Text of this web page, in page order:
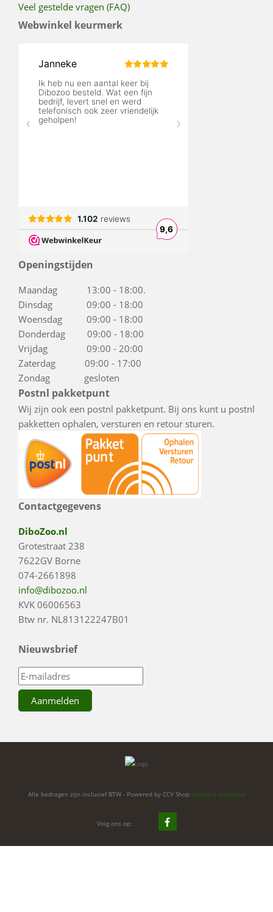
Veel gestelde vragen (FAQ)
Webwinkel keurmerk
Openingstijden
Maandag 13:00 - 18:00.
Dinsdag 09:00 - 18:00
Woensdag 09:00 - 18:00
Donderdag 09:00 - 18:00
Vrijdag 09:00 - 20:00
Zaterdag 09:00 - 17:00
Zondag gesloten
Postnl pakketpunt
Wij zijn ook een postnl pakketpunt. Bij ons kunt u postnl
pakketten ophalen, versturen en retour sturen.
Contactgegevens
DiboZoo.nl
Grotestraat 238
7622GV Borne
074-2661898
info@dibozoo.nl
KVK 06006563
Btw nr. NL813122247B01
Nieuwsbrief
Alle bedragen zijn inclusief BTW - Powered by CCV Shop software webshop
Volg ons op: